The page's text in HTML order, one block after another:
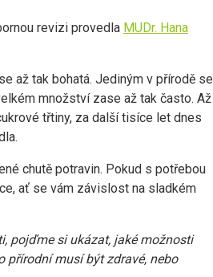
revizi provedla MUDr. Hana
až tak bohatá. Jediným v přírodě se
množství zase až tak často. Až
třtiny, za další tisíce let dnes
chutě potravin. Pokud s potřebou
ať se vám závislost na sladkém
pojďme si ukázat, jaké možnosti
přírodní musí být zdravé, nebo